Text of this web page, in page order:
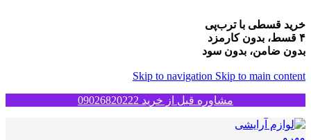
خرید قسطی با ترب‌پی
۴ قسط، بدون کارمزد
بدون ضامن، بدون سود
Skip to navigation Skip to main content
مشاوره قبل از خرید 09026820222